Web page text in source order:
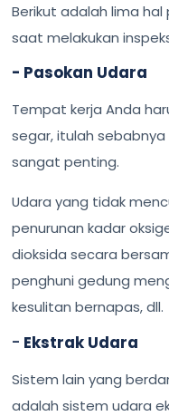
Berikut adalah lima
saat melakukan
- Pasokan Udara
Tempat kerja Anda
segar, itulah
sangat penting.
Udara yang tidak
penurunan kadar
dioksida secara
penghuni gedung
kesulitan bernapas, dll.
- Ekstrak Udara
Sistem lain yang
adalah sistem udara